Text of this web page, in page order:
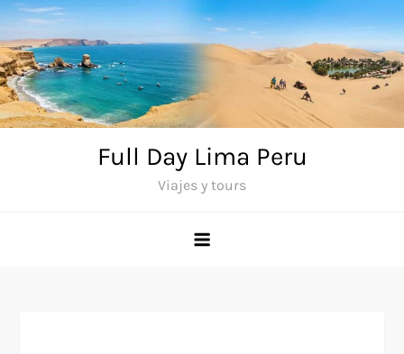
Saltar
al
contenido
Full Day Lima Peru
Viajes y tours